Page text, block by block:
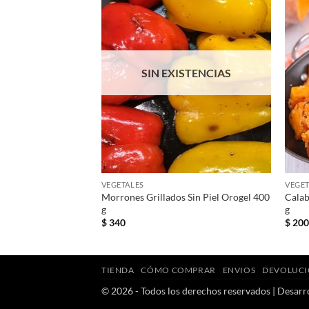
+
SIN EXISTENCIAS
VEGETALES
Morrones Grillados Sin Piel Orogel 400
g
$340
+
g
$ 200
TIENDA CÓMO COMPRAR ENVIOS
© 2026 - Todos los derechos reservados |